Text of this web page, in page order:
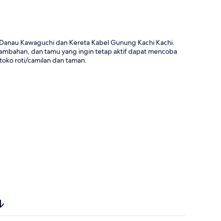
Kawaguchi dan Kereta Kabel Gunung Kachi Kachi.
dan tamu yang ingin tetap aktif dapat mencoba
roti/camilan dan taman.